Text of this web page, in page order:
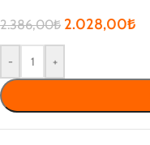
2.386,00₺ 2.028,00₺
- +